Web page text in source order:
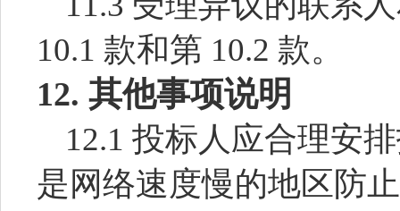
10.1 款和第 10.2 款。
12. 其他事项说明
12.1 投标人应合理安
是网络速度慢的地区防